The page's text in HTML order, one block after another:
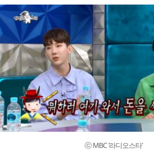
ⓒ MBC ‘라디오스타’